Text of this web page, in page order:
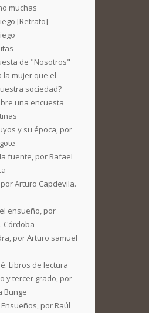
muchas
[Retrato]
de "Nosotros"
la mujer que el
sociedad?
una encuesta
y su época, por
fuente, por Rafael
Arturo Capdevila.
ensueño, por
Córdoba
por Arturo samuel
Libros de lectura
y tercer grado, por
Bunge
por Raúl